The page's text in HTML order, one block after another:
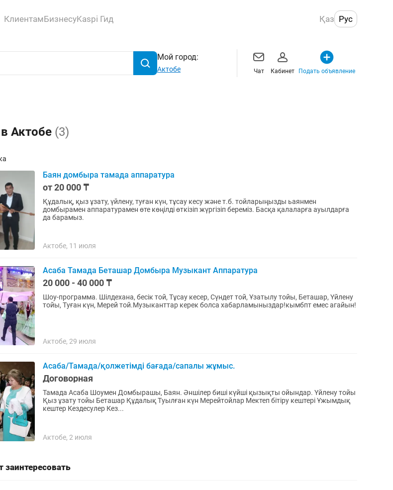
КлиентамБизнесуKaspi Гид Қаз Рус
Мой город:
Актобе Чат Кабинет Подать объявление
Актобе (3)
Баян домбыра тамада аппаратура
от 20 000 ₸
Құдалық, қыз ұзату, үйлену, туған күн, тұсау кесу және т.б. тойларыңызды ьаянмен
домбырамен аппаратурамен өте көңілді өткізіп жүргізіп береміз. Басқа қалаларға ауылдарға
да барамыз.
Актобе, 11 июля
Асаба Тамада Беташар Домбыра Музыкант Аппаратура
20 000 - 40 000 ₸
Шоу-программа. Шiлдехана, бесiк той, Тұсау кесер, Сүндет той, Ұзатылу тойы, Беташар, Үйлену
тойы, Туған күн, Мерей той.Музыканттар керек болса хабарламыныздар!кымбпт емес агайын!
Актобе, 29 июля
Асаба/Тамада/қолжетімді бағада/сапалы жұмыс.
Договорная
Тамада Асаба Шоумен Домбырашы, Баян. Әншілер биші күйші қызықты ойындар. Үйлену тойы
Қыз ұзату тойы Беташар Құдалық Туылған күн Мерейтойлар Мектеп бітіру кештері Ұжымдық
кештер Кездесулер Кез...
Актобе, 2 июля
заинтересовать